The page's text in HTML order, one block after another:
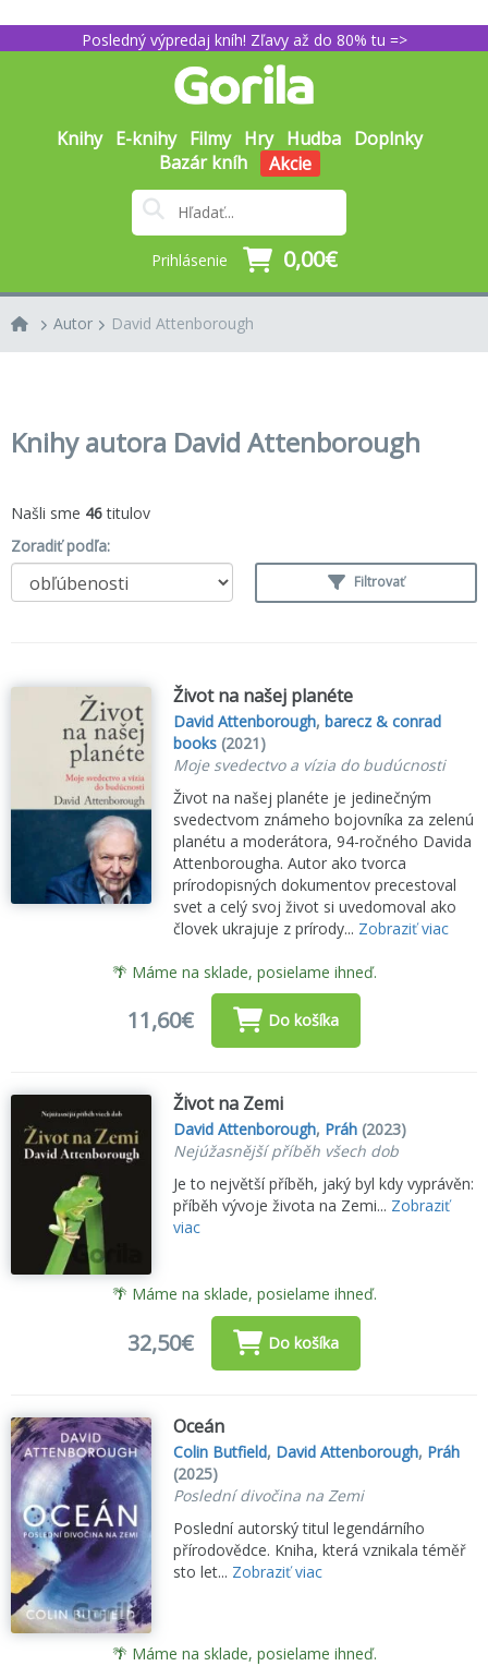
Posledný výpredaj kníh! Zľavy až do 80% tu =>
Knihy E-knihy Filmy Hry Hudba Doplnky
Bazár kníh
Akcie
Prihlásenie 0,00€
Autor David Attenborough
Knihy autora David Attenborough
Našli sme 46titulov
Zoradiť podľa:
Filtrovať
Život na našej planéte
David Attenborough,barecz & conrad
books (2021)
Moje svedectvo a vízia do budúcnosti
Život na našej planéte je jedinečným
svedectvom známeho bojovníka za zelenú
planétu a moderátora, 94-ročného Davida
Attenborougha. Autor ako tvorca
prírodopisných dokumentov precestoval
svet a celý svoj život si uvedomoval ako
človek ukrajuje z prírody... Zobraziť viac
🌴 Máme na sklade, posielame ihneď.
11,60€ Do košíka
Život na Zemi
David Attenborough, Práh (2023)
Nejúžasnější příběh všech dob
Je to největší příběh, jaký byl kdy vyprávěn:
příběh vývoje života na Zemi... Zobraziť
viac
🌴 Máme na sklade, posielame ihneď.
32,50€ Do košíka
Oceán
Colin Butfield, David Attenborough, Práh
(2025)
Poslední divočina na Zemi
Poslední autorský titul legendárního
přírodovědce. Kniha, která vznikala téměř
sto let... Zobraziť viac
🌴 Máme na sklade, posielame ihneď.